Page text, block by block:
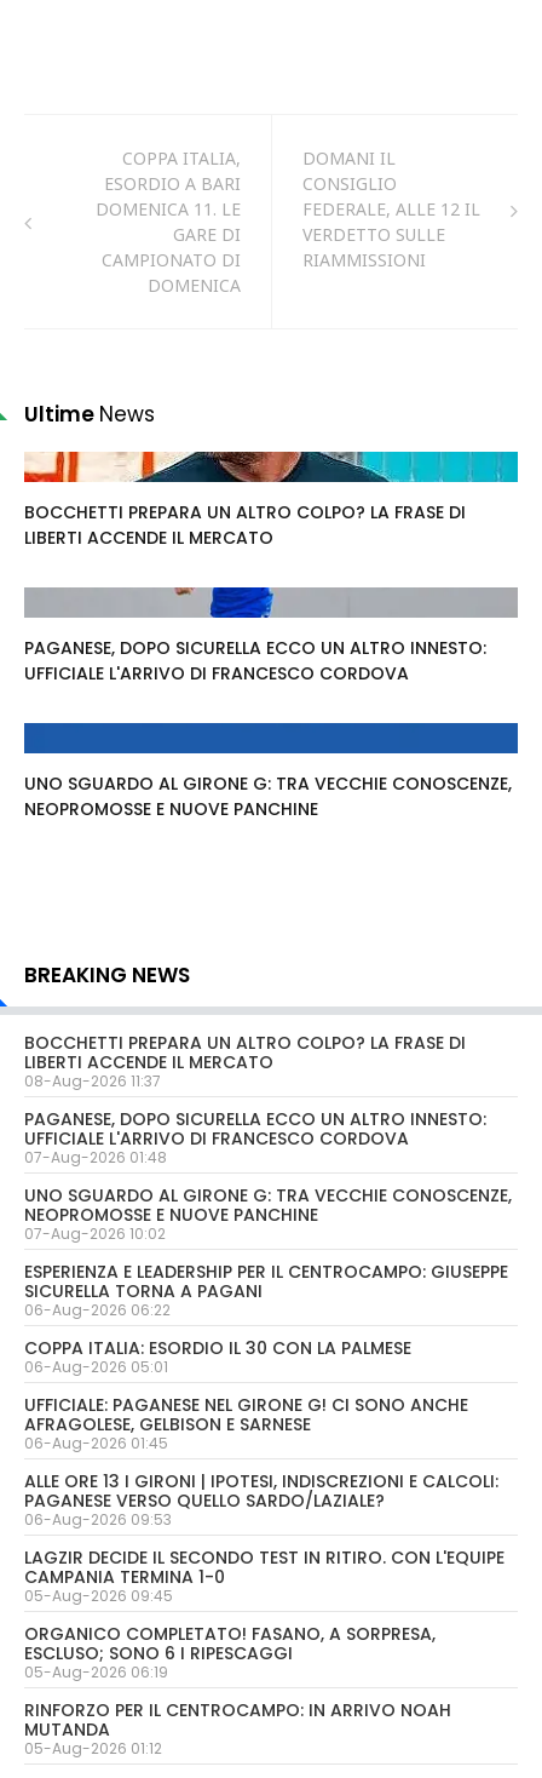
COPPA ITALIA,
ESORDIO A BARI
DOMENICA 11. LE
GARE DI
CAMPIONATO DI
DOMENICA
DOMANI IL
CONSIGLIO
FEDERALE, ALLE 12 IL
VERDETTO SULLE
RIAMMISSIONI
Ultime News
BOCCHETTI PREPARA UN ALTRO COLPO? LA FRASE DI
LIBERTI ACCENDE IL MERCATO
PAGANESE, DOPO SICURELLA ECCO UN ALTRO INNESTO:
UFFICIALE L'ARRIVO DI FRANCESCO CORDOVA
UNO SGUARDO AL GIRONE G: TRA VECCHIE CONOSCENZE,
NEOPROMOSSE E NUOVE PANCHINE
BREAKING NEWS
BOCCHETTI PREPARA UN ALTRO COLPO? LA FRASE DI
LIBERTI ACCENDE IL MERCATO
08-Aug-2026 11:37
PAGANESE, DOPO SICURELLA ECCO UN ALTRO INNESTO:
UFFICIALE L'ARRIVO DI FRANCESCO CORDOVA
07-Aug-2026 01:48
UNO SGUARDO AL GIRONE G: TRA VECCHIE CONOSCENZE,
NEOPROMOSSE E NUOVE PANCHINE
07-Aug-2026 10:02
ESPERIENZA E LEADERSHIP PER IL CENTROCAMPO: GIUSEPPE
SICURELLA TORNA A PAGANI
06-Aug-2026 06:22
COPPA ITALIA: ESORDIO IL 30 CON LA PALMESE
06-Aug-2026 05:01
UFFICIALE: PAGANESE NEL GIRONE G! CI SONO ANCHE
AFRAGOLESE, GELBISON E SARNESE
06-Aug-2026 01:45
ALLE ORE 13 I GIRONI | IPOTESI, INDISCREZIONI E CALCOLI:
PAGANESE VERSO QUELLO SARDO/LAZIALE?
06-Aug-2026 09:53
LAGZIR DECIDE IL SECONDO TEST IN RITIRO. CON L'EQUIPE
CAMPANIA TERMINA 1-0
05-Aug-2026 09:45
ORGANICO COMPLETATO! FASANO, A SORPRESA,
ESCLUSO; SONO 6 I RIPESCAGGI
05-Aug-2026 06:19
RINFORZO PER IL CENTROCAMPO: IN ARRIVO NOAH
MUTANDA
05-Aug-2026 01:12